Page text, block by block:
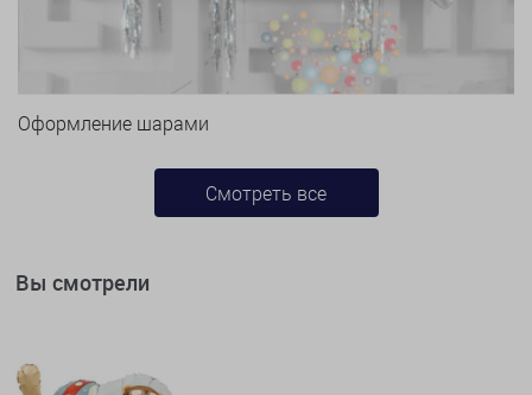
Оформление шарами
Смотреть все
Вы смотрели